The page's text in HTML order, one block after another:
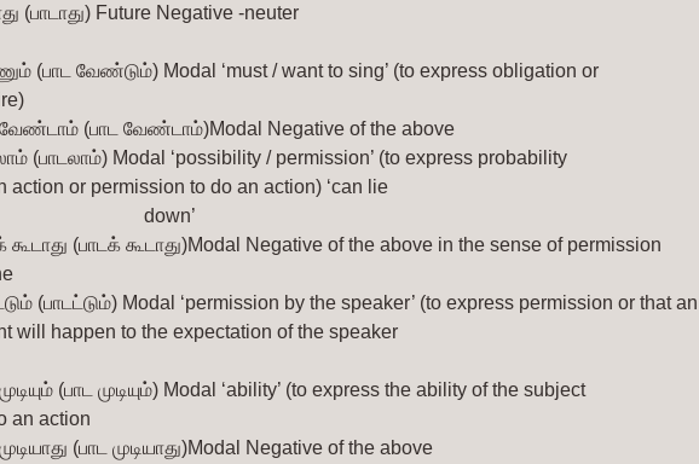
(பாடாது) Future Negative -neuter
(பாட வேண்டும்) Modal ‘must / want to sing’ (to express obligation or
வேண்டாம் (பாட வேண்டாம்)Modal Negative of the above
(பாடலாம்) Modal ‘possibility / permission’ (to express probability
action or permission to do an action) ‘can lie
கூடாது (பாடக் கூடாது)Modal Negative of the above in the sense of permission
(பாடட்டும்) Modal ‘permission by the speaker’ (to express permission or that an
will happen to the expectation of the speaker
(பாட முடியும்) Modal ‘ability’ (to express the ability of the subject
an action
(பாட முடியாது)Modal Negative of the above